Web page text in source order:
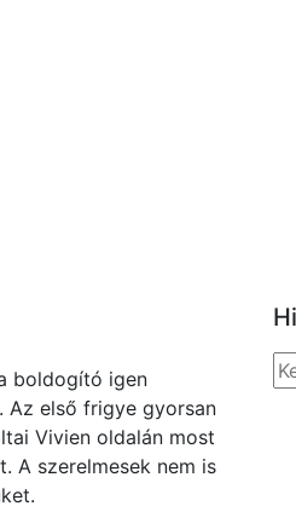
boldogító igen
Az első frigye gyorsan
Vivien oldalán most
A szerelmesek nem is